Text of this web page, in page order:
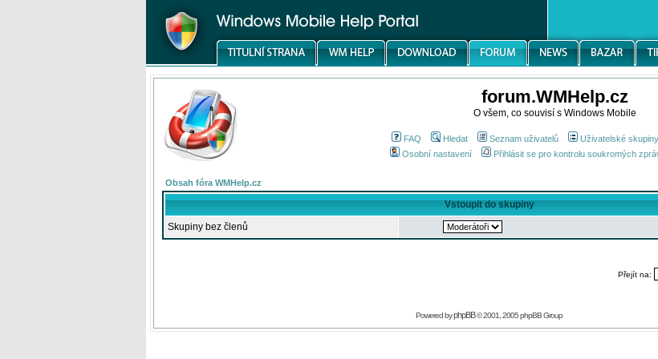
forum.WMHelp.cz
O všem, co souvisí s Windows Mobile
FAQ Hledat Seznam uživatelů Uživatelské skupiny
Osobní nastavení
Přihlásit se pro kontrolu soukromých
Obsah fóra WMHelp.cz
Vstoupit do skupiny
Skupiny bez členů
Přejít na:
Powered byphpBB© 2001, 2005 phpBB Group